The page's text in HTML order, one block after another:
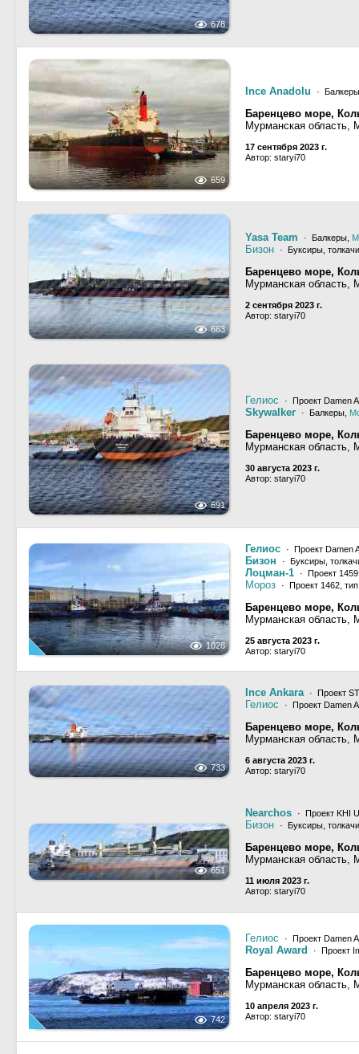
678
659
Ince Anadolu ·
Баренцево море,
Мурманская область,
17 сентября 2023 г.
Автор: staryi70
663
Yasa Team · Балкеры,
Бизон · Буксиры,
Баренцево море,
Мурманская область,
2 сентября 2023 г.
Автор: staryi70
691
Гелиос · Проект Damen
Skywalker · Балкеры,
Баренцево море,
Мурманская область,
30 августа 2023 г.
Автор: staryi70
1028
Гелиос · Проект Damen
Бизон · Буксиры,
Лоцман-1 · Проект
Мороз · Проект 1462,
Баренцево море,
Мурманская область,
25 августа 2023 г.
Автор: staryi70
733
Ince Ankara · Проект
Гелиос · Проект Damen
Баренцево море,
Мурманская область,
6 августа 2023 г.
Автор: staryi70
651
Nearchos · Проект KHI
Бизон · Буксиры,
Баренцево море,
Мурманская область,
11 июля 2023 г.
Автор: staryi70
742
Гелиос · Проект Damen
Royal Award · Проект
Баренцево море,
Мурманская область,
10 апреля 2023 г.
Автор: staryi70